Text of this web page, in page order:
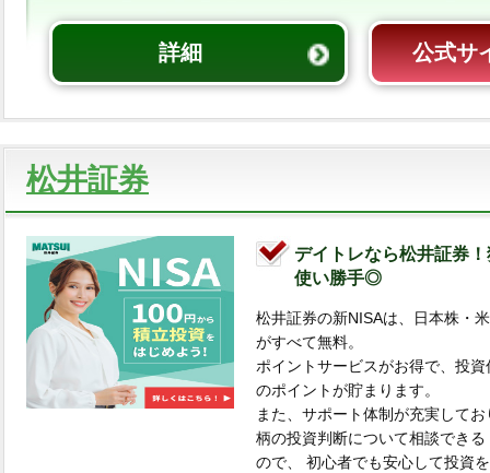
詳細 公式サ
松井証券
デイトレなら松井証券
使い勝手◎
松井証券の新NISAは、日本株・
がすべて無料。
ポイントサービスがお得で、投
のポイントが貯まります。
また、サポート体制が充実して
柄の投資判断について相談できる
ので、 初心者でも安心して投資